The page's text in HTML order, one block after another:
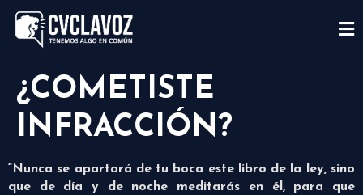
¿COMETISTE
INFRACCIÓN?
“Nunca se apartará de tu boca este libro de la ley, sino
que de día y de noche meditarás en él, para que